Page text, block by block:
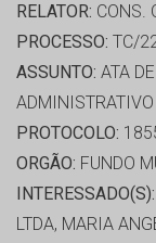
RELATOR: CONS.
PROCESSO: TC/
ASSUNTO: ATA
PROTOCOLO:
ORGÃO: FUNDO
INTERESSADO(S):
LTDA, MARIA